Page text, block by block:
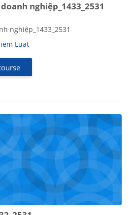
nghiệp_1433_2531
nghiệp_1433_2531
Luat